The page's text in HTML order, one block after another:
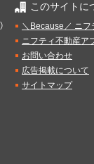
）
このサイトに
＼Because／ ニフ
ニフティ不動産ア
お問い合わせ
広告掲載について
サイトマップ